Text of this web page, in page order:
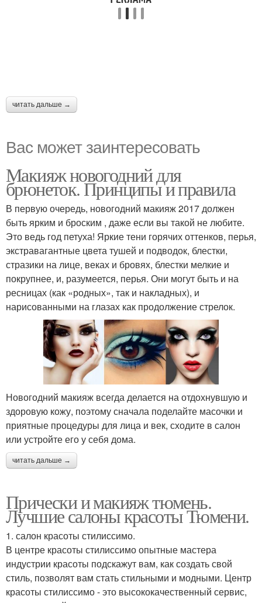
читать дальше →
Вас может заинтересовать
Макияж новогодний для
брюнеток. Принципы и правила
В первую очередь, новогодний макияж 2017 должен
быть ярким и броским , даже если вы такой не любите.
Это ведь год петуха! Яркие тени горячих оттенков, перья,
экстравагантные цвета тушей и подводок, блестки,
стразики на лице, веках и бровях, блестки мелкие и
покрупнее, и, разумеется, перья. Они могут быть и на
ресницах (как «родных», так и накладных), и
нарисованными на глазах как продолжение стрелок.
Новогодний макияж всегда делается на отдохнувшую и
здоровую кожу, поэтому сначала поделайте масочки и
приятные процедуры для лица и век, сходите в салон
или устройте его у себя дома.
читать дальше →
Прически и макияж тюмень.
Лучшие салоны красоты Тюмени.
1. салон красоты стилиссимо.
В центре красоты стилиссимо опытные мастера
индустрии красоты подскажут вам, как создать свой
стиль, позволят вам стать стильными и модными. Центр
красоты стилиссимо - это высококачественный сервис,